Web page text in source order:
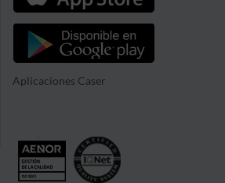
Aplicaciones Caser